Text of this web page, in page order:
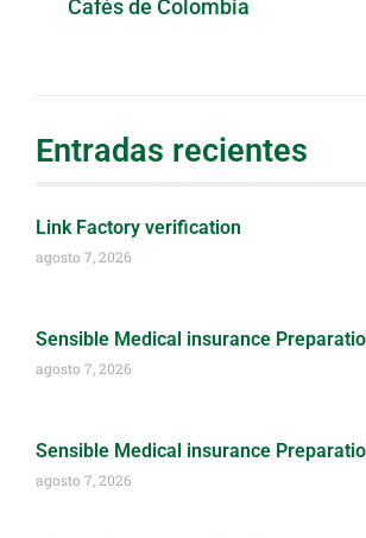
Cafés de Colombia
Entradas recientes
Link Factory verification
agosto 7, 2026
Sensible Medical insurance
agosto 7, 2026
Sensible Medical insurance
agosto 7, 2026